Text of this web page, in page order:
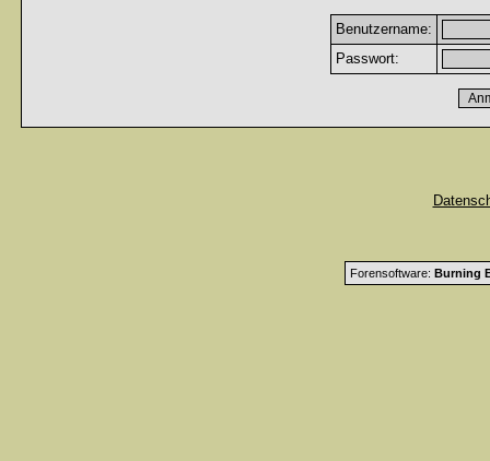
Benutzername:
Passwort:
Forensoftware: Burning